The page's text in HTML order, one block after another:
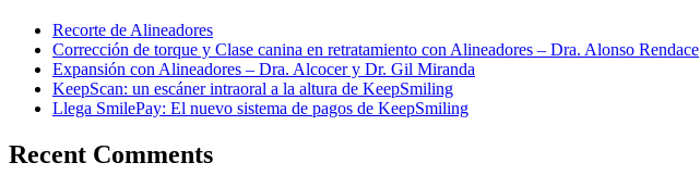
Recorte de Alineadores
Corrección de torque y Clase canina en retratamiento con Alineadores – Dra. Alonso Rendace
Expansión con Alineadores – Dra. Alcocer y Dr. Gil Miranda
KeepScan: un escáner intraoral a la altura de KeepSmiling
Llega SmilePay: El nuevo sistema de pagos de KeepSmiling
Recent Comments